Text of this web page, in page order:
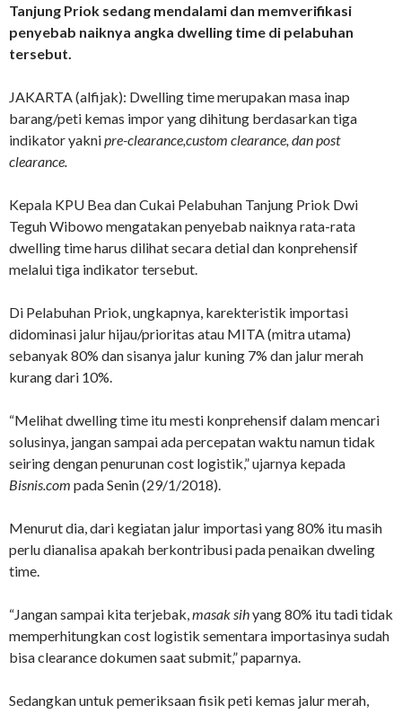
Tanjung Priok sedang mendalami dan memverifikasi
penyebab naiknya angka dwelling time di pelabuhan
tersebut.
JAKARTA (alfijak): Dwelling time merupakan masa inap
barang/peti kemas impor yang dihitung berdasarkan tiga
indikator yaknipre-clearance,custom clearance, dan post
clearance.
Kepala KPU Bea dan Cukai Pelabuhan Tanjung Priok Dwi
Teguh Wibowo mengatakan penyebab naiknya rata-rata
dwelling time harus dilihat secara detial dan konprehensif
melalui tiga indikator tersebut.
Di Pelabuhan Priok, ungkapnya, karekteristik importasi
didominasi jalur hijau/prioritas atau MITA (mitra utama)
sebanyak 80% dan sisanya jalur kuning 7% dan jalur merah
kurang dari 10%.
“Melihat dwelling time itu mesti konprehensif dalam mencari
solusinya, jangan sampai ada percepatan waktu namun tidak
seiring dengan penurunan cost logistik,” ujarnya kepada
Bisnis.com pada Senin (29/1/2018).
Menurut dia, dari kegiatan jalur importasi yang 80% itu masih
perlu dianalisa apakah berkontribusi pada penaikan dweling
time.
“Jangan sampai kita terjebak, masak sihyang 80% itu tadi tidak
memperhitungkan cost logistik sementara importasinya sudah
bisa clearance dokumen saat submit,” paparnya.
Sedangkan untuk pemeriksaan fisik peti kemas jalur merah,